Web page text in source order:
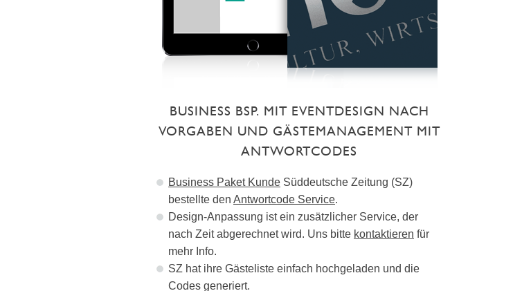
BUSINESS BSP. MIT EVENTDESIGN NACH
VORGABEN UND GÄSTEMANAGEMENT MIT
ANTWORTCODES
Business Paket Kunde Süddeutsche Zeitung (SZ)
bestellte den Antwortcode Service.
Design-Anpassung ist ein zusätzlicher Service, der
nach Zeit abgerechnet wird. Uns bitte kontaktieren für
mehr Info.
SZ hat ihre Gästeliste einfach hochgeladen und die
Codes generiert.